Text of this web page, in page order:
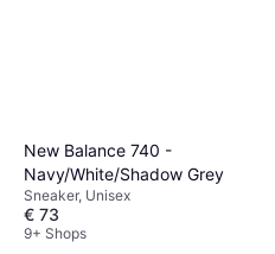
New Balance 740 -
Navy/White/Shadow Grey
Sneaker, Unisex
€ 73
9+ Shops